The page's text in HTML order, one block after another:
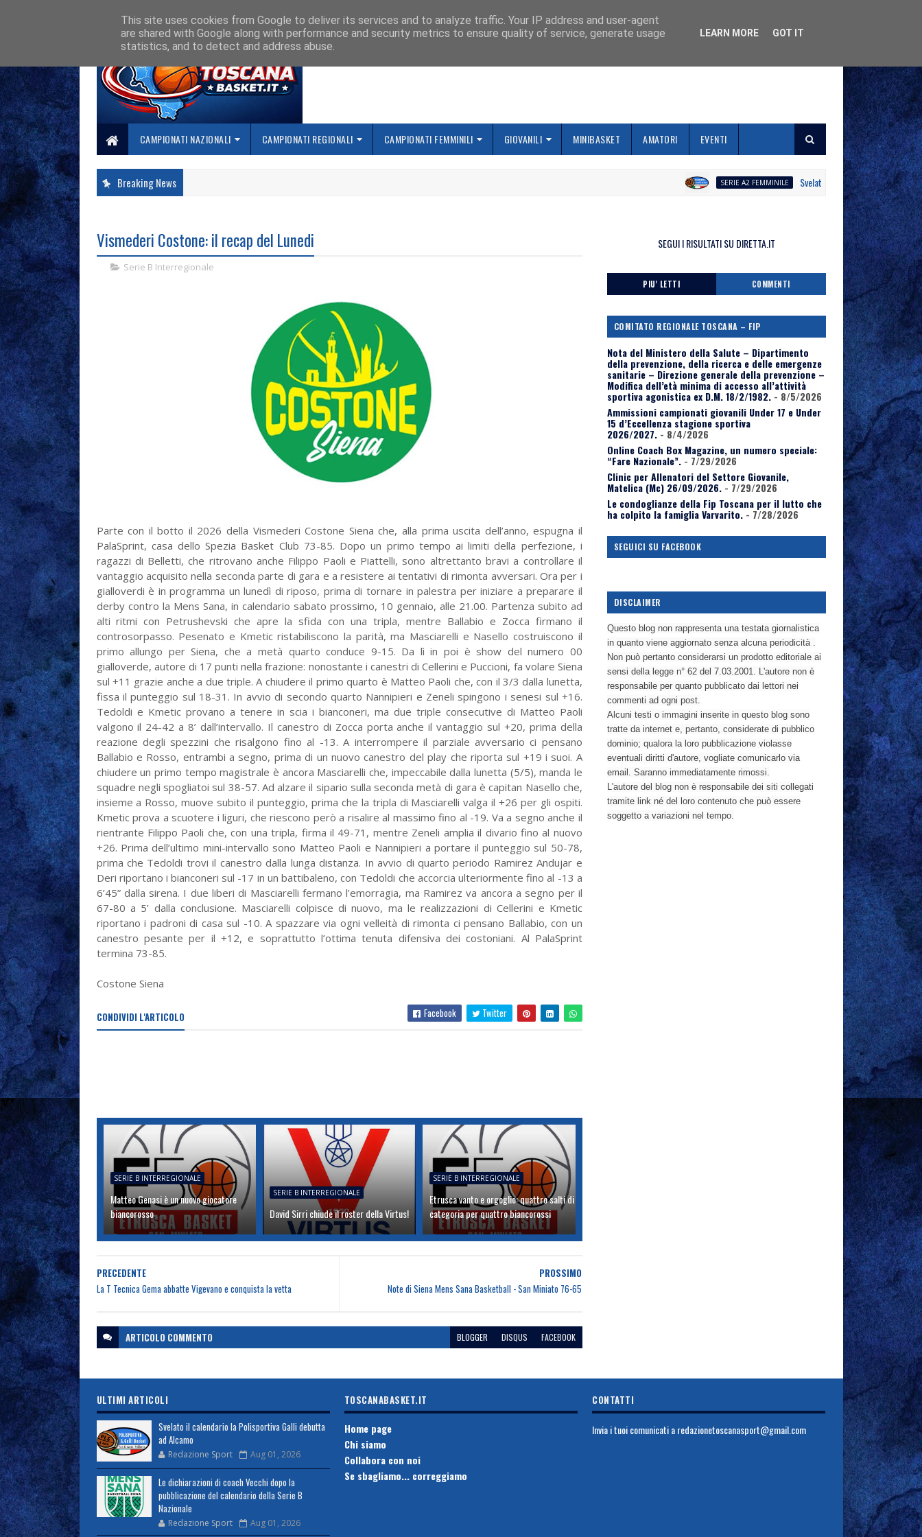
CAMPIONATI NAZIONALI CAMPIONATI REGIONALI CAMPIONATI FEMMINILI GIOVANILI MINIBASKET AMATORI EVENTI
Breaking News SERIE A2 FEMMINILE Svelato il calendario la Polisportiva
Vismederi Costone: il recap del Lunedi
Serie B Interregionale
Parte con il botto il 2026 della Vismederi Costone Siena che, alla prima uscita dell’anno, espugna il
PalaSprint, casa dello Spezia Basket Club 73-85. Dopo un primo tempo ai limiti della perfezione, i
ragazzi di Belletti, che ritrovano anche Filippo Paoli e Piattelli, sono altrettanto bravi a controllare il
vantaggio acquisito nella seconda parte di gara e a resistere ai tentativi di rimonta avversari. Ora per i
gialloverdi è in programma un lunedì di riposo, prima di tornare in palestra per iniziare a preparare il
derby contro la Mens Sana, in calendario sabato prossimo, 10 gennaio, alle 21.00. Partenza subito ad
alti ritmi con Petrushevski che apre la sfida con una tripla, mentre Ballabio e Zocca firmano il
controsorpasso. Pesenato e Kmetic ristabiliscono la parità, ma Masciarelli e Nasello costruiscono il
primo allungo per Siena, che a metà quarto conduce 9-15. Da lì in poi è show del numero 00
gialloverde, autore di 17 punti nella frazione: nonostante i canestri di Cellerini e Puccioni, fa volare Siena
sul +11 grazie anche a due triple. A chiudere il primo quarto è Matteo Paoli che, con il 3/3 dalla lunetta,
fissa il punteggio sul 18-31. In avvio di secondo quarto Nannipieri e Zeneli spingono i senesi sul +16.
Tedoldi e Kmetic provano a tenere in scia i bianconeri, ma due triple consecutive di Matteo Paoli
valgono il 24-42 a 8’ dall’intervallo. Il canestro di Zocca porta anche il vantaggio sul +20, prima della
reazione degli spezzini che risalgono fino al -13. A interrompere il parziale avversario ci pensano
Ballabio e Rosso, entrambi a segno, prima di un nuovo canestro del play che riporta sul +19 i suoi. A
chiudere un primo tempo magistrale è ancora Masciarelli che, impeccabile dalla lunetta (5/5), manda le
squadre negli spogliatoi sul 38-57. Ad alzare il sipario sulla seconda metà di gara è capitan Nasello che,
insieme a Rosso, muove subito il punteggio, prima che la tripla di Masciarelli valga il +26 per gli ospiti.
Kmetic prova a scuotere i liguri, che riescono però a risalire al massimo fino al -19. Va a segno anche il
rientrante Filippo Paoli che, con una tripla, firma il 49-71, mentre Zeneli amplia il divario fino al nuovo
+26. Prima dell’ultimo mini-intervallo sono Matteo Paoli e Nannipieri a portare il punteggio sul 50-78,
prima che Tedoldi trovi il canestro dalla lunga distanza. In avvio di quarto periodo Ramirez Andujar e
Deri riportano i bianconeri sul -17 in un battibaleno, con Tedoldi che accorcia ulteriormente fino al -13 a
6’45” dalla sirena. I due liberi di Masciarelli fermano l’emorragia, ma Ramirez va ancora a segno per il
67-80 a 5’ dalla conclusione. Masciarelli colpisce di nuovo, ma le realizzazioni di Cellerini e Kmetic
riportano i padroni di casa sul -10. A spazzare via ogni velleità di rimonta ci pensano Ballabio, con un
canestro pesante per il +12, e soprattutto l’ottima tenuta difensiva dei costoniani. Al PalaSprint
termina 73-85.
Costone Siena
CONDIVIDI L'ARTICOLO Facebook Twitter
SERIE B INTERREGIONALE
Matteo Genasi è un nuovo giocatore
biancorosso
SERIE B INTERREGIONALE
David Sirri chiude il roster della Virtus!
SERIE B INTERREGIONALE
Etrusca vanto e orgoglio: quattro salti di
categoria per quattro biancorossi
PROSSIMO
Note di Siena Mens Sana Basketball - San Miniato 76-65
PRECEDENTE
La T Tecnica Gema abbatte Vigevano e conquista la vetta
ARTICOLO COMMENTO BLOGGER DISQUS FACEBOOK
SEGUI I RISULTATI SU DIRETTA.IT
PIU' LETTI COMMENTI
COMITATO REGIONALE TOSCANA – FIP
Nota del Ministero della Salute – Dipartimento
della prevenzione, della ricerca e delle emergenze
sanitarie – Direzione generale della prevenzione –
Modifica dell’età minima di accesso all’attività
sportiva agonistica ex D.M. 18/2/1982.- 8/5/2026
Ammissioni campionati giovanili Under 17 e Under
15 d’Eccellenza stagione sportiva
2026/2027.- 8/4/2026
Online Coach Box Magazine, un numero speciale:
“Fare Nazionale”.- 7/29/2026
Clinic per Allenatori del Settore Giovanile,
Matelica (Mc) 26/09/2026.- 7/29/2026
Le condoglianze della Fip Toscana per il lutto che
ha colpito la famiglia Varvarito.- 7/28/2026
SEGUICI SU FACEBOOK
DISCLAIMER
Questo blog non rappresenta una testata giornalistica
in quanto viene aggiornato senza alcuna periodicità .
Non può pertanto considerarsi un prodotto editoriale ai
sensi della legge n° 62 del 7.03.2001. L'autore non è
responsabile per quanto pubblicato dai lettori nei
commenti ad ogni post.
Alcuni testi o immagini inserite in questo blog sono
tratte da internet e, pertanto, considerate di pubblico
dominio; qualora la loro pubblicazione violasse
eventuali diritti d'autore, vogliate comunicarlo via
email. Saranno immediatamente rimossi.
L'autore del blog non è responsabile dei siti collegati
tramite link né del loro contenuto che può essere
soggetto a variazioni nel tempo.
ULTIMI ARTICOLI
Svelato il calendario la Polisportiva Galli debutta
ad Alcamo
Redazione Sport Aug 01, 2026
Le dichiarazioni di coach Vecchi dopo la
pubblicazione del calendario della Serie B
Nazionale
Redazione Sport Aug 01, 2026
TOSCANABASKET.IT
Home page
Chi siamo
Collabora con noi
Se sbagliamo... correggiamo
CONTATTI
Invia i tuoi comunicati aredazionetoscanasport@gmail.com
This site uses cookies from Google to deliver its services and to analyze traffic. Your IP address and user-agent
are shared with Google along with performance and security metrics to ensure quality of service, generate usage
statistics, and to detect and address abuse.
LEARN MORE GOT IT